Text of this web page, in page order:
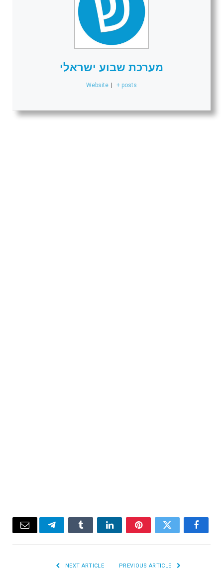
מערכת שבוע ישראלי
Website | + posts
Facebook
Twitter
Pinterest
LinkedIn
Tumblr
Telegram
Email
NEXT ARTICLE